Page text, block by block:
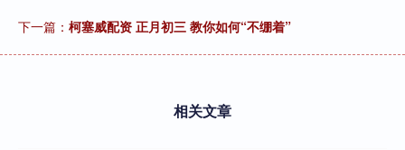
下一篇： 柯塞威配资 正月初三 教你如何“不绷着”
相关文章